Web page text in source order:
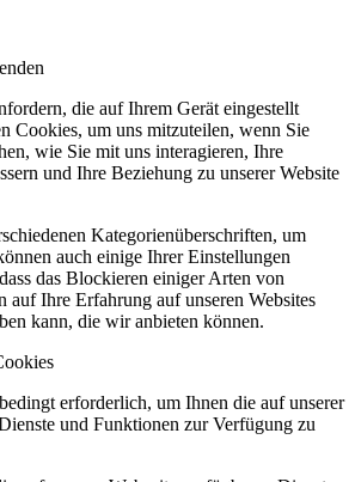
die auf Ihrem Gerät eingestellt
Cookies, um uns mitzuteilen, wenn Sie
wie Sie mit uns interagieren, Ihre
und Ihre Beziehung zu unserer Website
Kategorienüberschriften, um
auch einige Ihrer Einstellungen
das Blockieren einiger Arten von
auf Ihre Erfahrung auf unseren Websites
kann, die wir anbieten können.
erforderlich, um Ihnen die auf unserer
und Funktionen zur Verfügung zu